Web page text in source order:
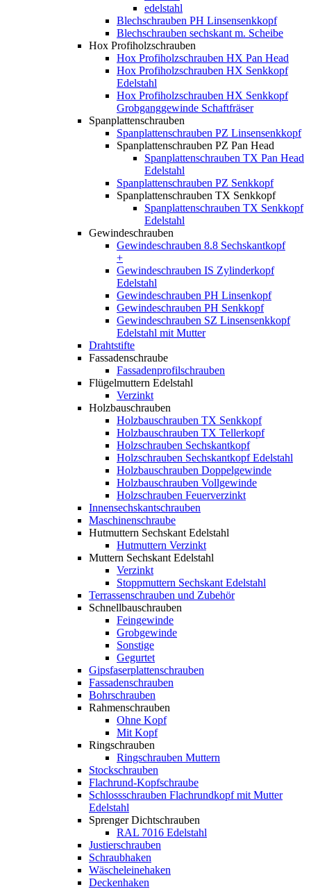
edelstahl
Blechschrauben PH Linsensenkkopf
Blechschrauben sechskant m. Scheibe
Hox Profiholzschrauben
Hox Profiholzschrauben HX Pan Head
Hox Profiholzschrauben HX Senkkopf
Edelstahl
Hox Profiholzschrauben HX Senkkopf
Grobganggewinde Schaftfräser
Spanplattenschrauben
Spanplattenschrauben PZ Linsensenkkopf
Spanplattenschrauben PZ Pan Head
Spanplattenschrauben TX Pan Head
Edelstahl
Spanplattenschrauben PZ Senkkopf
Spanplattenschrauben TX Senkkopf
Spanplattenschrauben TX Senkkopf
Edelstahl
Gewindeschrauben
Gewindeschrauben 8.8 Sechskantkopf
+
Gewindeschrauben IS Zylinderkopf
Edelstahl
Gewindeschrauben PH Linsenkopf
Gewindeschrauben PH Senkkopf
Gewindeschrauben SZ Linsensenkkopf
Edelstahl mit Mutter
Drahtstifte
Fassadenschraube
Fassadenprofilschrauben
Flügelmuttern Edelstahl
Verzinkt
Holzbauschrauben
Holzbauschrauben TX Senkkopf
Holzbauschrauben TX Tellerkopf
Holzschrauben Sechskantkopf
Holzschrauben Sechskantkopf Edelstahl
Holzbauschrauben Doppelgewinde
Holzbauschrauben Vollgewinde
Holzschrauben Feuerverzinkt
Innensechskantschrauben
Maschinenschraube
Hutmuttern Sechskant Edelstahl
Hutmuttern Verzinkt
Muttern Sechskant Edelstahl
Verzinkt
Stoppmuttern Sechskant Edelstahl
Terrassenschrauben und Zubehör
Schnellbauschrauben
Feingewinde
Grobgewinde
Sonstige
Gegurtet
Gipsfaserplattenschrauben
Fassadenschrauben
Bohrschrauben
Rahmenschrauben
Ohne Kopf
Mit Kopf
Ringschrauben
Ringschrauben Muttern
Stockschrauben
Flachrund-Kopfschraube
Schlossschrauben Flachrundkopf mit Mutter
Edelstahl
Sprenger Dichtschrauben
RAL 7016 Edelstahl
Justierschrauben
Schraubhaken
Wäscheleinehaken
Deckenhaken